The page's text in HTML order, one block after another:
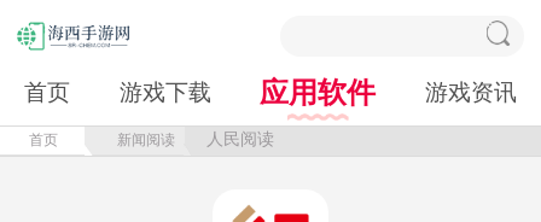
首页 游戏下载 应用软件 游戏资讯
首页 新闻阅读 人民阅读